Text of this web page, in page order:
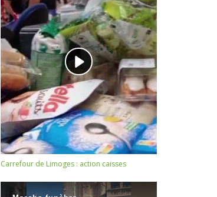
Carrefour de Limoges : action caisses